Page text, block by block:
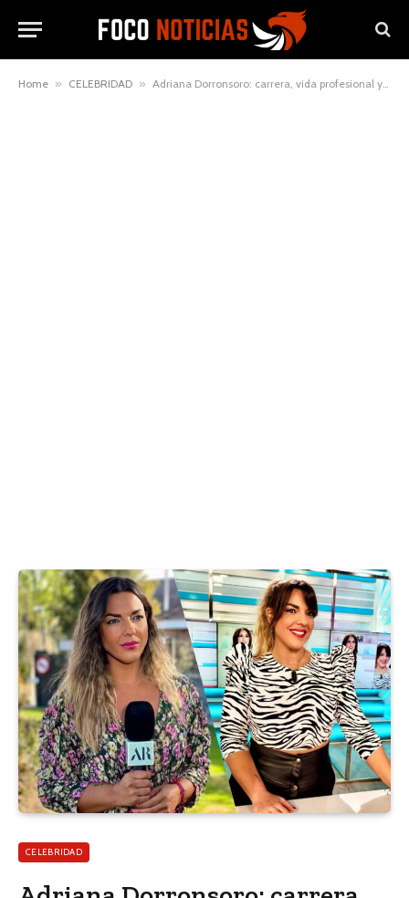
Home » CELEBRIDAD » Adriana Dorronsoro: carrera, vida profesional y televisión
CELEBRIDAD